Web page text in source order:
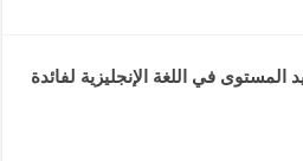
في اللغة الإنجليزية لفائدة